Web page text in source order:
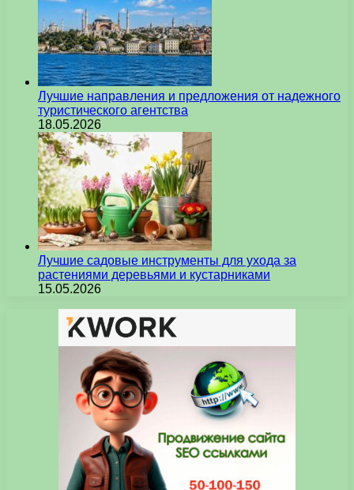
Лучшие направления и предложения от надежного
туристического агентства
18.05.2026
Лучшие садовые инструменты для ухода за
растениями деревьями и кустарниками
15.05.2026